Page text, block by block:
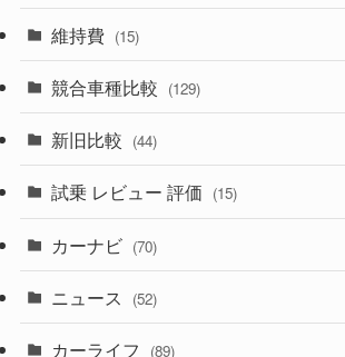
(356)
(328)
(194)
(230)
(253)
(85)
(84)
(14)
(222)
(50)
(43)
(6)
(58)
(28)
(27)
(3)
(3)
(1)
(5)
(7)
(5)
維持費 (15)
競合車種比較 (129)
新旧比較 (44)
試乗 レビュー 評価 (15)
カーナビ (70)
ニュース (52)
カーライフ (89)